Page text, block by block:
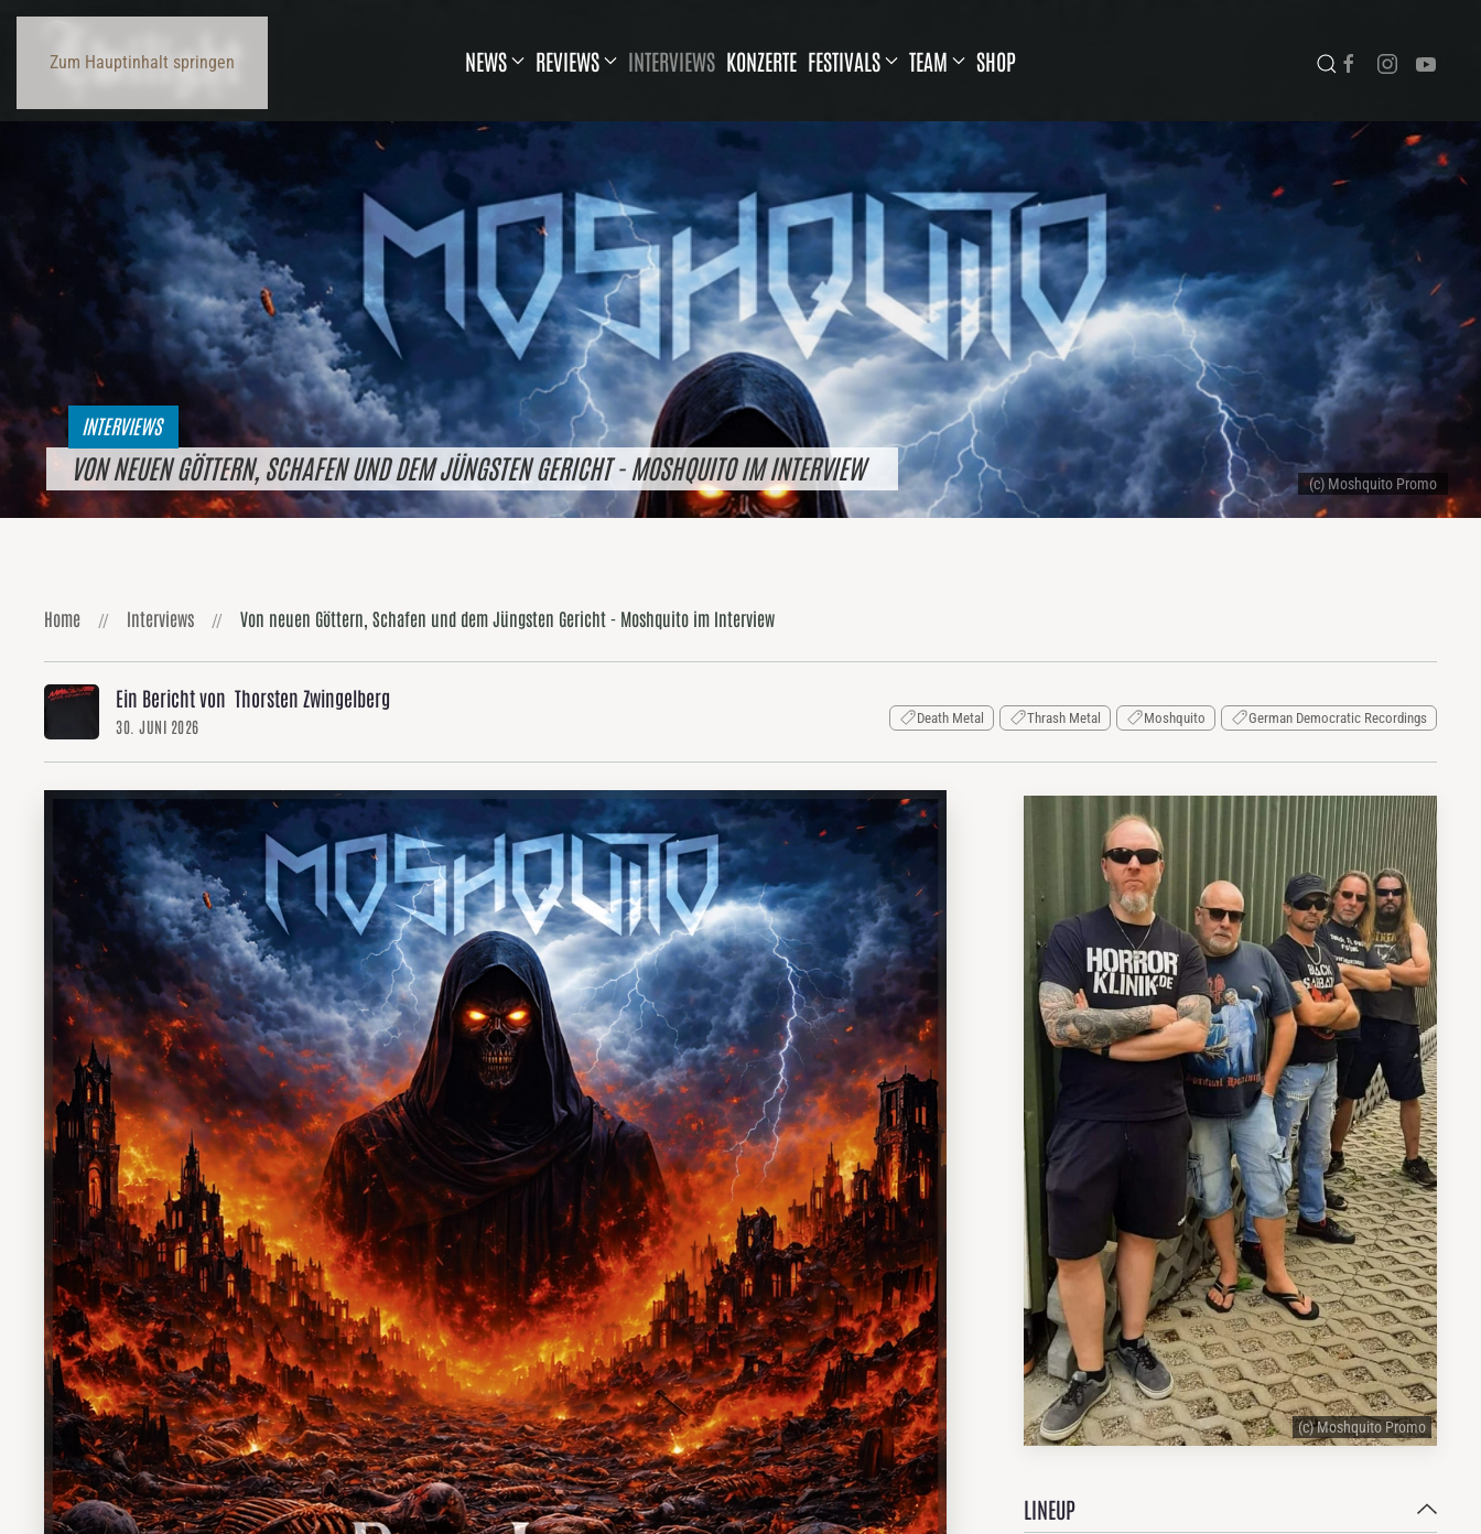
Zum Hauptinhalt springen NEWS REVIEWS INTERVIEWS KONZERTE FESTIVALS TEAM SHOP
INTERVIEWS
VON NEUEN GÖTTERN, SCHAFEN UND DEM JÜNGSTEN GERICHT - MOSHQUITO IM INTERVIEW (c) Moshquito Promo
Home Interviews Von neuen Göttern, Schafen und dem Jüngsten Gericht - Moshquito im Interview
Ein Bericht von Thorsten Zwingelberg
30. JUNI 2026 Death Metal Thrash Metal Moshquito German Democratic Recordings
(c) Moshquito Promo
LINEUP